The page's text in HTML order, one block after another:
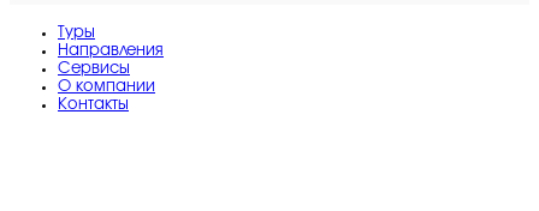
Туры
Направления
Сервисы
O компании
Контакты